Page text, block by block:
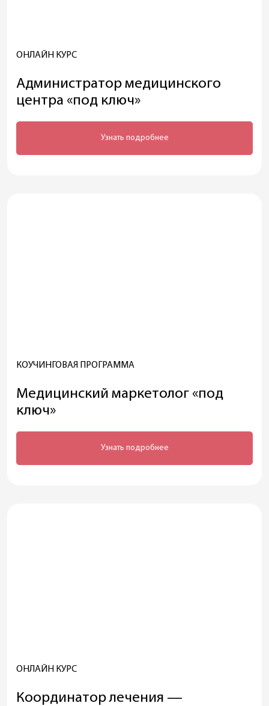
ОНЛАЙН КУРС
Администратор медицинского
центра «под ключ»
Узнать подробнее
КОУЧИНГОВАЯ ПРОГРАММА
Медицинский маркетолог «под
ключ»
Узнать подробнее
ОНЛАЙН КУРС
Координатор лечения —